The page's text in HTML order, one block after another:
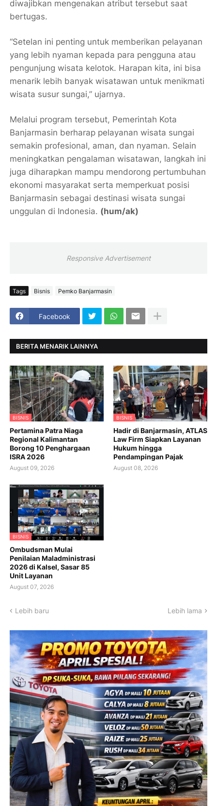
diwajibkan mengenakan atribut tersebut saat
bertugas.
“Setelan ini penting untuk memberikan pelayanan
yang lebih nyaman kepada para pengguna atau
pengunjung wisata kelotok. Harapan kita, ini bisa
menarik lebih banyak wisatawan untuk menikmati
wisata susur sungai,” ujarnya.
Melalui program tersebut, Pemerintah Kota
Banjarmasin berharap pelayanan wisata sungai
semakin profesional, aman, dan nyaman. Selain
meningkatkan pengalaman wisatawan, langkah ini
juga diharapkan mampu mendorong pertumbuhan
ekonomi masyarakat serta memperkuat posisi
Banjarmasin sebagai destinasi wisata sungai
unggulan di Indonesia. (hum/ak)
Responsive Advertisement
Tags Bisnis Pemko Banjarmasin
Facebook
BERITA MENARIK LAINNYA
BISNIS
Pertamina Patra Niaga
Regional Kalimantan
Borong 10 Penghargaan
ISRA 2026
August 09, 2026
BISNIS
Hadir di Banjarmasin, ATLAS
Law Firm Siapkan Layanan
Hukum hingga
Pendampingan Pajak
August 08, 2026
BISNIS
Ombudsman Mulai
Penilaian Maladministrasi
2026 di Kalsel, Sasar 85
Unit Layanan
August 07, 2026
Lebih baru Lebih lama